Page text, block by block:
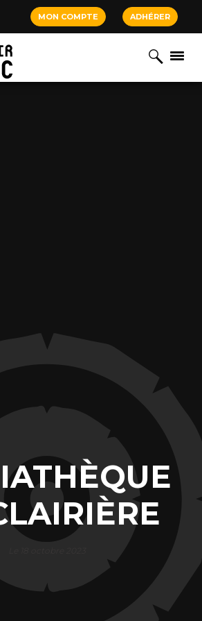
MON COMPTE ADHÉRER
panel